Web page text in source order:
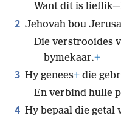
Want dit is
2 Jehovah bou
Die verstrooides
bymekaar.+
3 Hy genees+ die
En verbind hulle
4 Hy bepaal die getal